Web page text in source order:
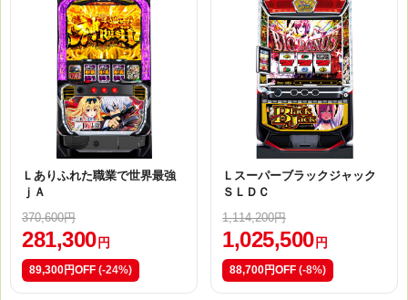
Ｌありふれた職業で世界最強
ｊＡ
370,600円
281,300 円
89,300円OFF (-24%)
Ｌスーパーブラックジャック
ＳＬＤＣ
1,114,200円
1,025,500 円
88,700円OFF (-8%)